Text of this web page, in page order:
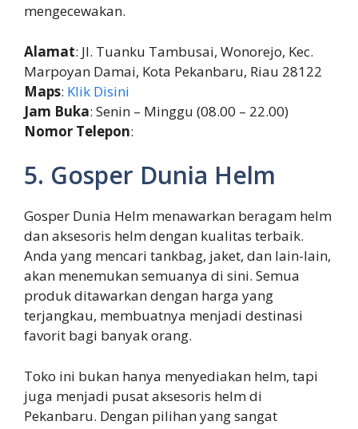
mengecewakan.
Alamat: Jl. Tuanku Tambusai, Wonorejo, Kec.
Marpoyan Damai, Kota Pekanbaru, Riau 28122
Maps: Klik Disini
Jam Buka: Senin – Minggu (08.00 – 22.00)
Nomor Telepon:
5. Gosper Dunia Helm
Gosper Dunia Helm menawarkan beragam helm
dan aksesoris helm dengan kualitas terbaik.
Anda yang mencari tankbag, jaket, dan lain-lain,
akan menemukan semuanya di sini. Semua
produk ditawarkan dengan harga yang
terjangkau, membuatnya menjadi destinasi
favorit bagi banyak orang.
Toko ini bukan hanya menyediakan helm, tapi
juga menjadi pusat aksesoris helm di
Pekanbaru. Dengan pilihan yang sangat